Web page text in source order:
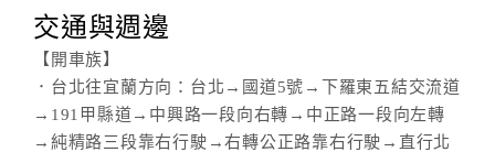
交通與週邊
【開車族】
．台北往宜蘭方向：台北→國道5號→下羅東五結交流道
→191甲縣道→中興路一段向右轉→中正路一段向左轉
→純精路三段靠右行駛→右轉公正路靠右行駛→直行北